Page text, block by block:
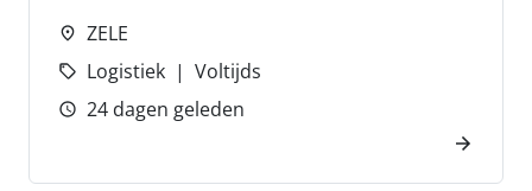
ZELE
Logistiek
Voltijds
24 dagen geleden